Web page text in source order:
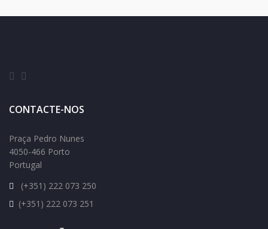
CONTACTE-NOS
Praça Pedro Nunes
4050-466 Porto
Portugal
(+351) 222 073 250
(+351) 222 073 251